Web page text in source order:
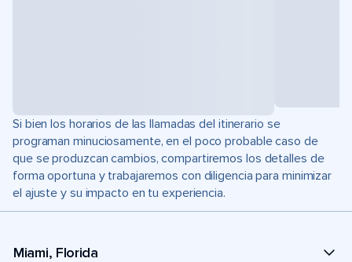
Si bien los horarios de las llamadas del itinerario se
programan minuciosamente, en el poco probable caso de
que se produzcan cambios, compartiremos los detalles de
forma oportuna y trabajaremos con diligencia para minimizar
el ajuste y su impacto en tu experiencia.
Miami, Florida